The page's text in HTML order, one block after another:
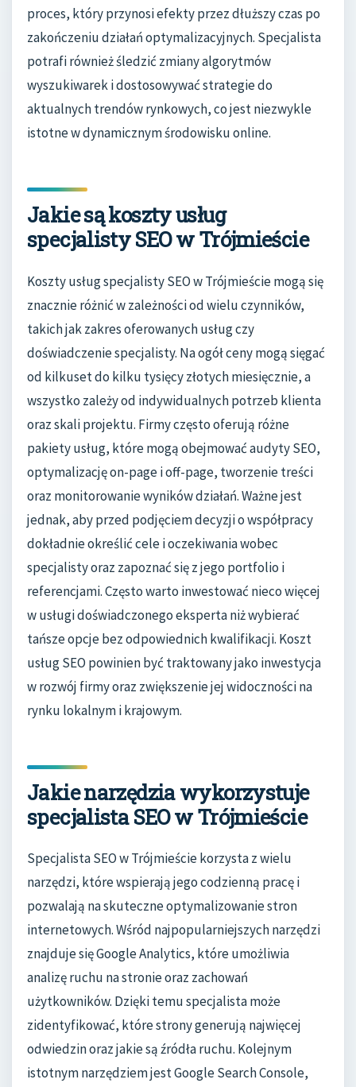
proces, który przynosi efekty przez dłuższy czas po
zakończeniu działań optymalizacyjnych. Specjalista
potrafi również śledzić zmiany algorytmów
wyszukiwarek i dostosowywać strategie do
aktualnych trendów rynkowych, co jest niezwykle
istotne w dynamicznym środowisku online.
Jakie są koszty usług
specjalisty SEO w Trójmieście
Koszty usług specjalisty SEO w Trójmieście mogą się
znacznie różnić w zależności od wielu czynników,
takich jak zakres oferowanych usług czy
doświadczenie specjalisty. Na ogół ceny mogą sięgać
od kilkuset do kilku tysięcy złotych miesięcznie, a
wszystko zależy od indywidualnych potrzeb klienta
oraz skali projektu. Firmy często oferują różne
pakiety usług, które mogą obejmować audyty SEO,
optymalizację on-page i off-page, tworzenie treści
oraz monitorowanie wyników działań. Ważne jest
jednak, aby przed podjęciem decyzji o współpracy
dokładnie określić cele i oczekiwania wobec
specjalisty oraz zapoznać się z jego portfolio i
referencjami. Często warto inwestować nieco więcej
w usługi doświadczonego eksperta niż wybierać
tańsze opcje bez odpowiednich kwalifikacji. Koszt
usług SEO powinien być traktowany jako inwestycja
w rozwój firmy oraz zwiększenie jej widoczności na
rynku lokalnym i krajowym.
Jakie narzędzia wykorzystuje
specjalista SEO w Trójmieście
Specjalista SEO w Trójmieście korzysta z wielu
narzędzi, które wspierają jego codzienną pracę i
pozwalają na skuteczne optymalizowanie stron
internetowych. Wśród najpopularniejszych narzędzi
znajduje się Google Analytics, które umożliwia
analizę ruchu na stronie oraz zachowań
użytkowników. Dzięki temu specjalista może
zidentyfikować, które strony generują najwięcej
odwiedzin oraz jakie są źródła ruchu. Kolejnym
istotnym narzędziem jest Google Search Console,